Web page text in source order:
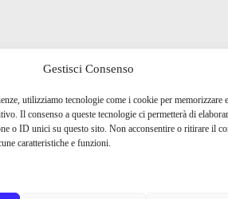
Gestisci Consenso
utilizziamo tecnologie come i cookie per memorizzare
Il consenso a queste tecnologie ci permetterà di
o ID unici su questo sito. Non acconsentire o ritirare il
caratteristiche e funzioni.